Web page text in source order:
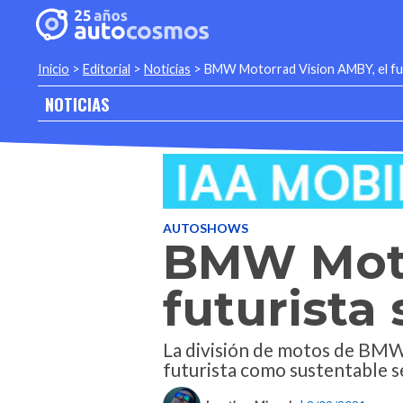
Inicio > Editorial > Noticias > BMW Motorrad Vision AMBY, el
NOTICIAS
AUTOSHOWS
BMW
futurista
La división de motos de
futurista como sustentable